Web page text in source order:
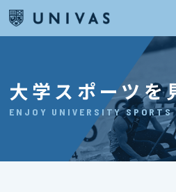
大学スポーツを
ENJOY UNIVERSITY SPORTS